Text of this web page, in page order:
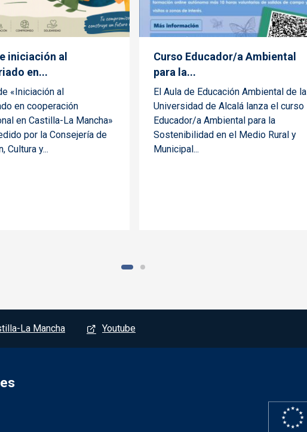
iniciación al
en...
«Iniciación al
en cooperación
en Castilla-La Mancha»
por la Consejería de
Cultura y...
Curso Educador/a Ambiental
para la...
El Aula de Educación Ambiental de la
Universidad de Alcalá lanza el curso
Educador/a Ambiental para la
Sostenibilidad en el Medio Rural y
Municipal...
La Mancha Youtube